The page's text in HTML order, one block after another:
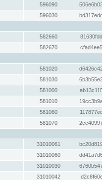
596090
596030
582660
582670
581020
581030
581000
581010
581060
581070
31010061
31010060
31010030
31010042